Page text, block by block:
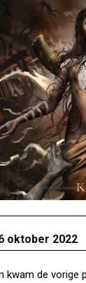
oktober 2022
kwam de vorige